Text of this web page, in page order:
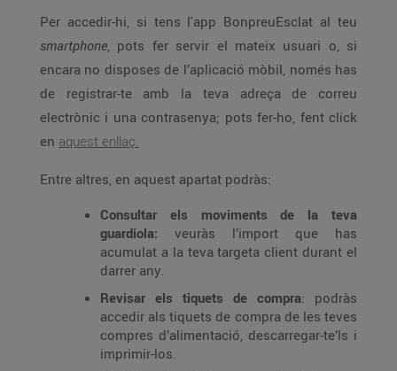
Per accedir-hi, si tens l'app BonpreuEsclat al teu
smartphone, pots fer servir el mateix usuari o, si
encara no disposes de l’aplicació mòbil, només has
de registrar-te amb la teva adreça de correu
electrònic i una contrasenya; pots fer-ho, fent click
en aquest enllaç.
Entre altres, en aquest apartat podràs:
Consultar els moviments de la teva
guardiola: veuràs l’import que has
acumulat a la teva targeta client durant el
darrer any.
Revisar els tiquets de compra: podràs
accedir als tiquets de compra de les teves
compres d’alimentació, descarregar-te’ls i
imprimir-los.